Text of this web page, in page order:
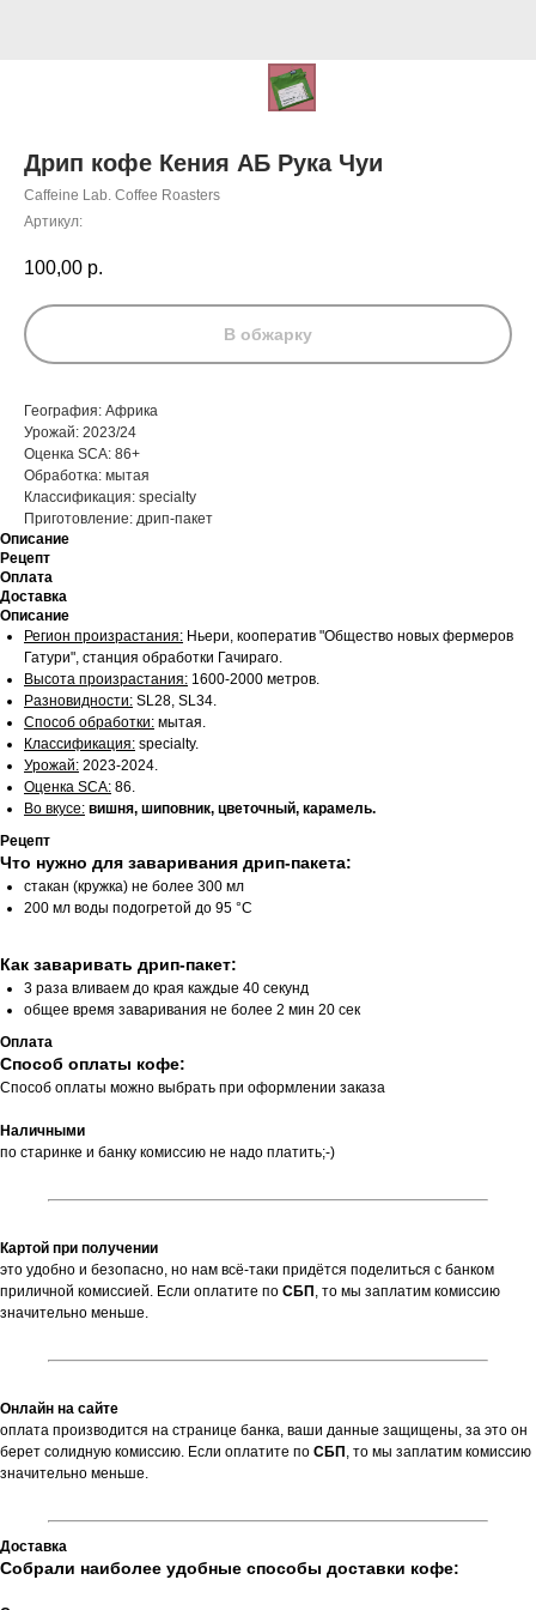
Дрип кофе Кения АБ Рука Чуи
Caffeine Lab. Coffee Roasters
Артикул:
100,00 р.
В обжарку
География: Африка
Урожай: 2023/24
Оценка SCA: 86+
Обработка: мытая
Классификация: specialty
Приготовление: дрип-пакет
Описание
Рецепт
Оплата
Доставка
Описание
Регион произрастания: Ньери, кооператив "Общество новых фермеров
Гатури", станция обработки Гачираго.
Высота произрастания: 1600-2000 метров.
Разновидности: SL28, SL34.
Способ обработки: мытая.
Классификация: specialty.
Урожай: 2023-2024.
Оценка SCA: 86.
Во вкусе: вишня, шиповник, цветочный, карамель.
Рецепт
Что нужно для заваривания дрип-пакета:
стакан (кружка) не более 300 мл
200 мл воды подогретой до 95 °С
Как заваривать дрип-пакет:
3 раза вливаем до края каждые 40 секунд
общее время заваривания не более 2 мин 20 сек
Оплата
Способ оплаты кофе:
Способ оплаты можно выбрать при оформлении заказа
Наличными
по старинке и банку комиссию не надо платить;-)
Картой при получении
это удобно и безопасно, но нам всё-таки придётся поделиться с банком
приличной комиссией. Если оплатите по СБП , то мы заплатим комиссию
значительно меньше.
Онлайн на сайте
оплата производится на странице банка, ваши данные защищены, за это он
берет солидную комиссию. Если оплатите по СБП , то мы заплатим комиссию
значительно меньше.
Доставка
Собрали наиболее удобные способы доставки кофе: